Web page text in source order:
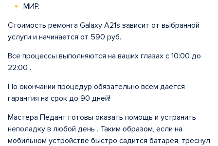
МИР.
Стоимость ремонта Galaxy A21s зависит от выбранной
услуги и начинается от 590 руб.
Все процессы выполняются на ваших глазах с 10:00 до
22:00 .
По окончании процедур обязательно всем дается
гарантия на срок до 90 дней!
Мастера Педант готовы оказать помощь и устранить
неполадку в любой день . Таким образом, если на
мобильном устройстве быстро садится батарея, треснул